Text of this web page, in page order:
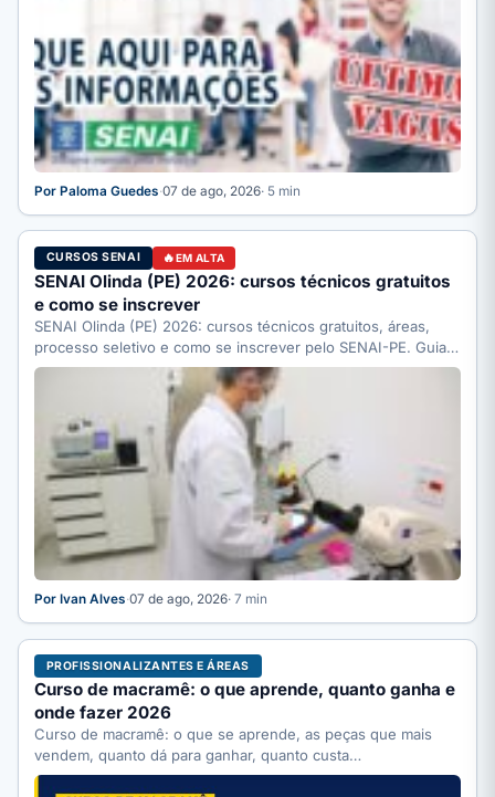
Por Paloma Guedes·07 de ago, 2026· 5 min
CURSOS SENAI EM ALTA
SENAI Olinda (PE) 2026: cursos técnicos gratuitos
e como se inscrever
SENAI Olinda (PE) 2026: cursos técnicos gratuitos, áreas,
processo seletivo e como se inscrever pelo SENAI-PE. Guia
completo.
Por Ivan Alves·07 de ago, 2026· 7 min
PROFISSIONALIZANTES E ÁREAS
Curso de macramê: o que aprende, quanto ganha e
onde fazer 2026
Curso de macramê: o que se aprende, as peças que mais
vendem, quanto dá para ganhar, quanto custa…